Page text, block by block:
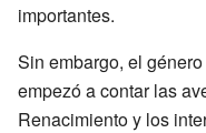
importantes.
Sin embargo, el
empezó a contar las
Renacimiento y los